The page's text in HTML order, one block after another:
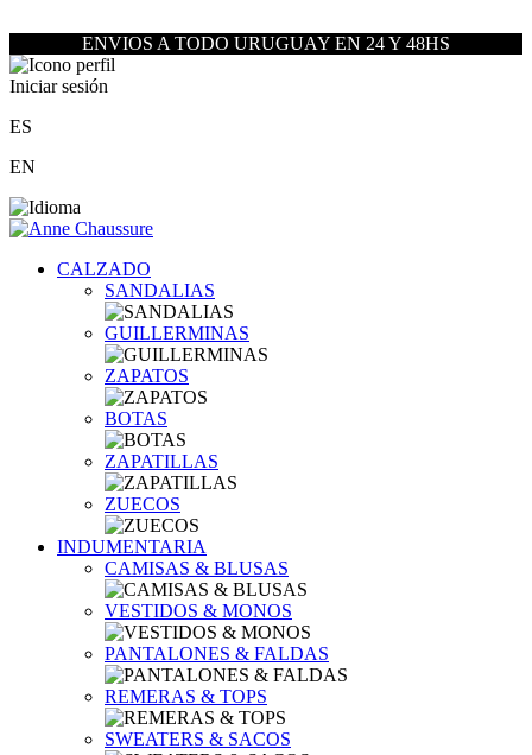
ENVIOS A TODO URUGUAY EN 24 Y 48HS
Iniciar sesión
ES
EN
CALZADO
SANDALIAS
GUILLERMINAS
ZAPATOS
BOTAS
ZAPATILLAS
ZUECOS
INDUMENTARIA
CAMISAS & BLUSAS
VESTIDOS & MONOS
PANTALONES & FALDAS
REMERAS & TOPS
SWEATERS & SACOS